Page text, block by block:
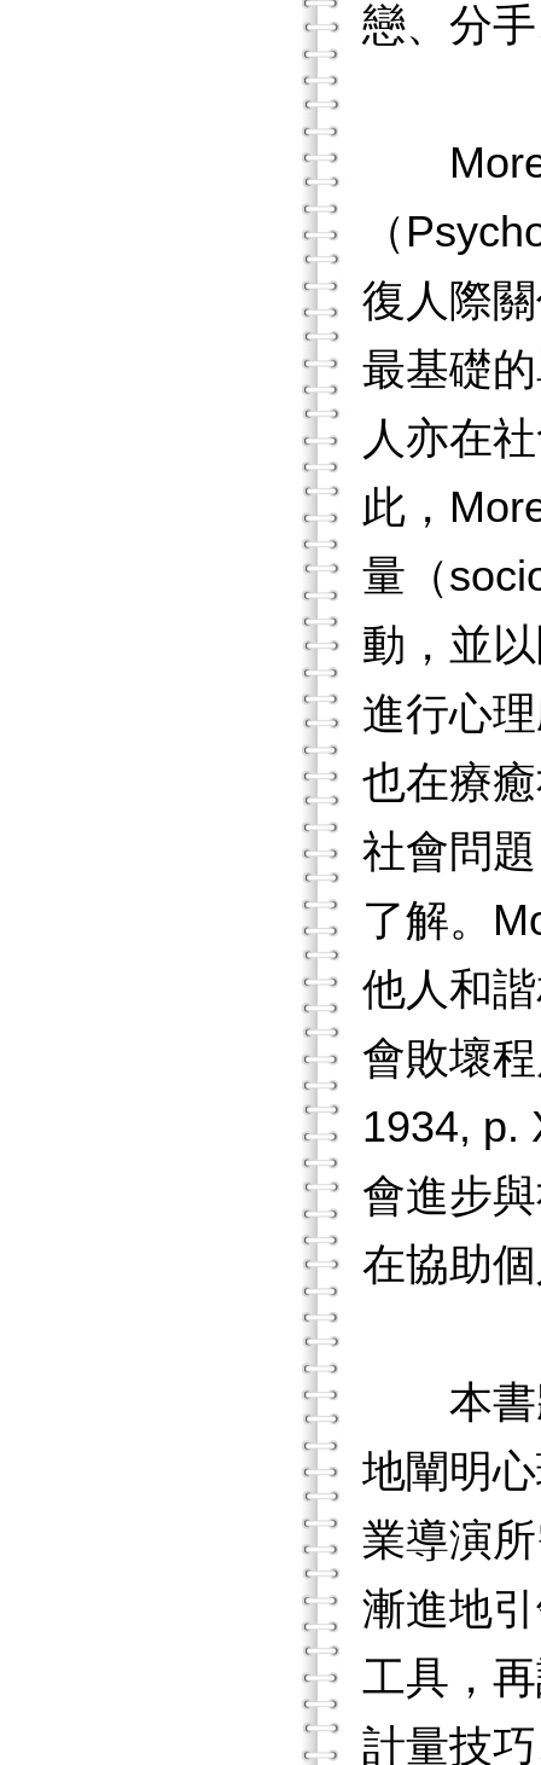
戀、分
（
復人際
最基礎
人亦在
此，
量（
動，並
進行心
也在療
社會問
了解。
他人和
會敗壞
1934, p.
會進步
在協助
本書將
地闡明
業導演
漸進地
工具，
計量技